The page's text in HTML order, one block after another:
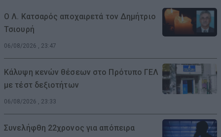
Ο Λ. Κατσαρός αποχαιρετά τον Δημήτριο
Τσιουρή
06/08/2026 , 23:47
Κάλυψη κενών θέσεων στο Πρότυπο ΓΕΛ
με τέστ δεξιοτήτων
06/08/2026 , 23:33
Συνελήφθη 22χρονος για απόπειρα